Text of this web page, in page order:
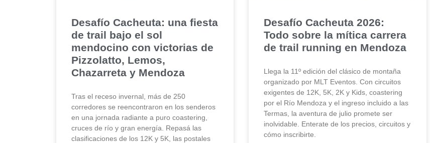
Desafío Cacheuta: una fiesta
de trail bajo el sol
mendocino con victorias de
Pizzolatto, Lemos,
Chazarreta y Mendoza
Tras el receso invernal, más de 250
corredores se reencontraron en los senderos
en una jornada radiante a puro coastering,
cruces de río y gran energía. Repasá las
clasificaciones de los 12K y 5K, las postales
Desafío Cacheuta 2026:
Todo sobre la mítica carrera
de trail running en Mendoza
Llega la 11º edición del clásico de montaña
organizado por MLT Eventos. Con circuitos
exigentes de 12K, 5K, 2K y Kids, coastering
por el Río Mendoza y el ingreso incluido a las
Termas, la aventura de julio promete ser
inolvidable. Enterate de los precios, circuitos y
cómo inscribirte.